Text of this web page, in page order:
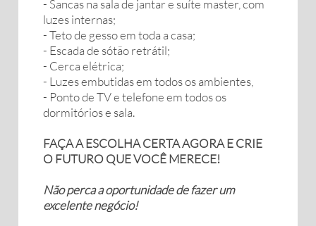
- Sancas na sala de jantar e suíte master, com
luzes internas;
- Teto de gesso em toda a casa;
- Escada de sótão retrátil;
- Cerca elétrica;
- Luzes embutidas em todos os ambientes,
- Ponto de TV e telefone em todos os
dormitórios e sala.
FAÇA A ESCOLHA CERTA AGORA E CRIE
O FUTURO QUE VOCÊ MERECE!
Não perca a oportunidade de fazer um
excelente negócio!